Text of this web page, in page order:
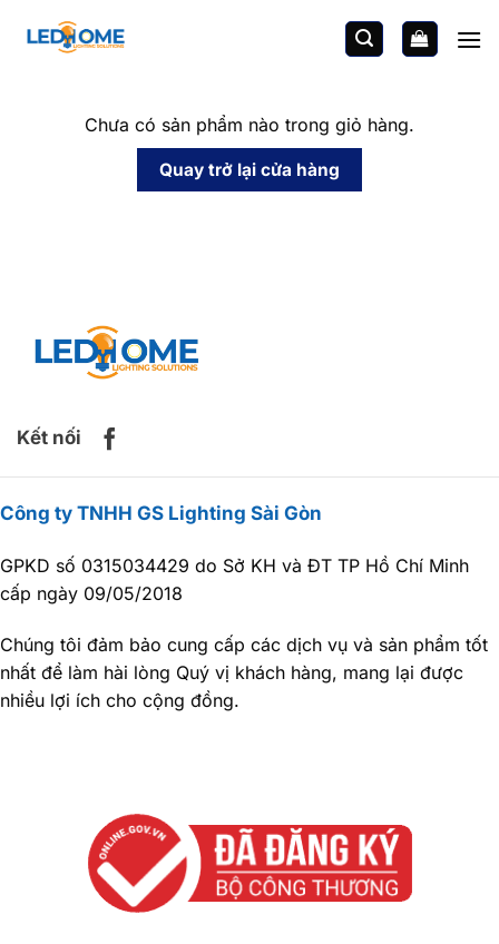
đến
Chưa có sản phẩm nào trong giỏ hàng.
Quay trở lại cửa hàng
Kết nối
Công ty TNHH GS Lighting Sài Gòn
GPKD số 0315034429 do Sở KH và ĐT TP Hồ Chí Minh
cấp ngày 09/05/2018
Chúng tôi đảm bảo cung cấp các dịch vụ và sản phẩm tốt
nhất để làm hài lòng Quý vị khách hàng, mang lại được
nhiều lợi ích cho cộng đồng.